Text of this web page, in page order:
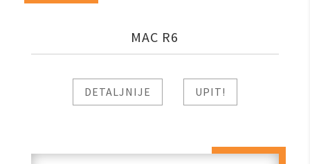
MAC R6
DETALJNIJE UPIT!